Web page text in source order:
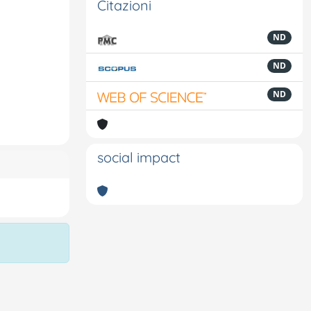
Citazioni
ND
ND
ND
social impact